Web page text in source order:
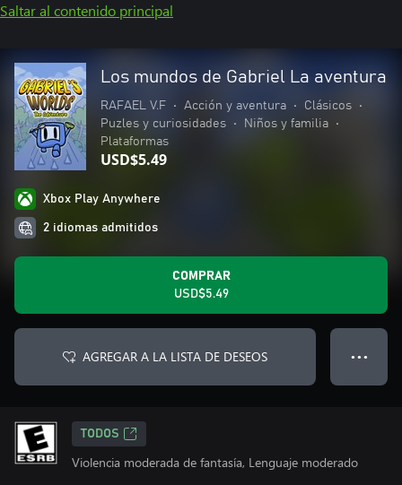
Saltar al contenido principal
Los mundos de Gabriel La aventura
RAFAEL V.F • Acción y aventura • Clásicos
•
Puzles y curiosidades
• Niños y familia
•
Plataformas
USD$5.49
Xbox Play Anywhere
2 idiomas admitidos
COMPRAR
USD$5.49
AGREGAR A LA LISTA DE DESEOS ● ● ●
TODOS
Violencia moderada de fantasía, Lenguaje moderado